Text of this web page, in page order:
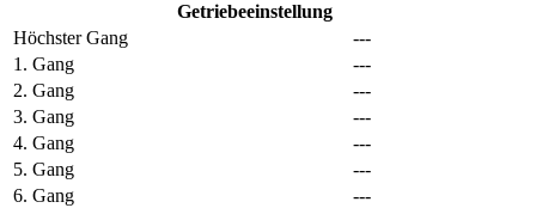
Getriebeeinstellung
Höchster Gang
---
1. Gang
---
2. Gang
---
3. Gang
---
4. Gang
---
5. Gang
---
6. Gang
---